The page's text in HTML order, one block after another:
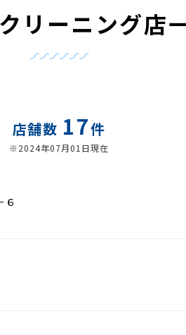
リーニング店
店舗数 17件
※2024年07月01日現在
６